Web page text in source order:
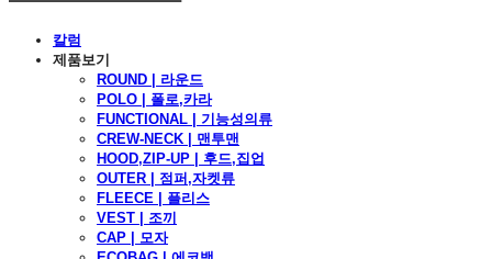
칼럼
제품보기
ROUND | 라운드
POLO | 폴로,카라
FUNCTIONAL | 기능성의류
CREW-NECK | 맨투맨
HOOD,ZIP-UP | 후드,집업
OUTER | 점퍼,자켓류
FLEECE | 플리스
VEST | 조끼
CAP | 모자